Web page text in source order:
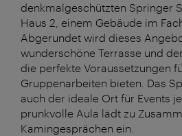
denkmalgeschützten Springer
Haus 2, einem Gebäude im
Abgerundet wird dieses
wunderschöne Terrasse und
die perfekte Voraussetzungen
Gruppenarbeiten bieten. Das
auch der ideale Ort für Events
prunkvolle Aula lädt zu
Kamingesprächen ein.